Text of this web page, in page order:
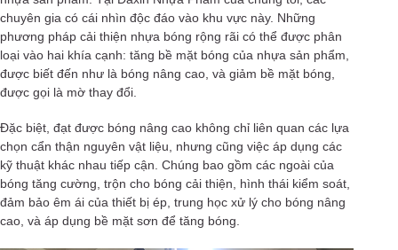
chuyên gia có cái nhìn độc đáo vào khu vực này. Những
phương pháp cải thiện nhựa bóng rộng rãi có thể được phân
loại vào hai khía cạnh: tăng bề mặt bóng của nhựa sản phẩm,
được biết đến như là bóng nâng cao, và giảm bề mặt bóng,
được gọi là mờ thay đổi.
Đặc biệt, đạt được bóng nâng cao không chỉ liên quan các lựa
chọn cẩn thận nguyên vật liệu, nhưng cũng việc áp dụng các
kỹ thuật khác nhau tiếp cận. Chúng bao gồm các ngoài của
bóng tăng cường, trộn cho bóng cải thiện, hình thái kiểm soát,
đảm bảo êm ái của thiết bị ép, trung học xử lý cho bóng nâng
cao, và áp dụng bề mặt sơn để tăng bóng.